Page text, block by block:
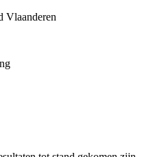
Vlaanderen